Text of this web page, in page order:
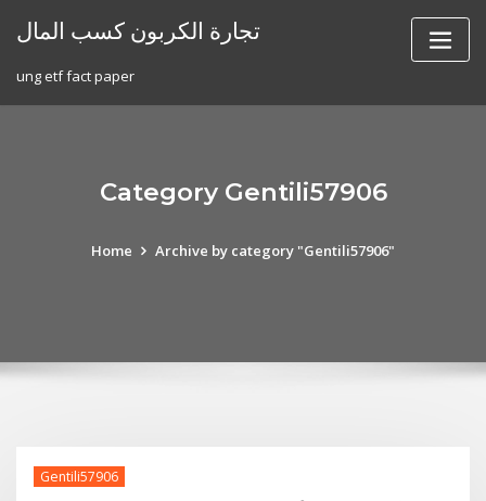
تجارة الكربون كسب المال
ung etf fact paper
Category Gentili57906
Home Archive by category "Gentili57906"
Gentili57906